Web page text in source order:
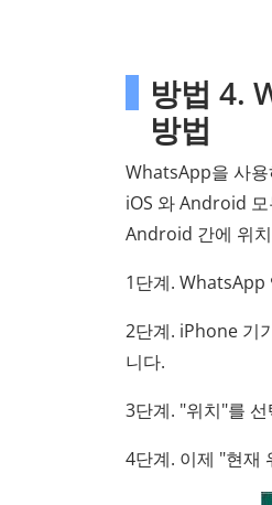
방법 4.
방법
WhatsApp을 사
iOS 와 Android
Android 간에 위
1단계. WhatsApp
2단계. iPhone 기
니다.
3단계. "위치"를
4단계. 이제 "현재